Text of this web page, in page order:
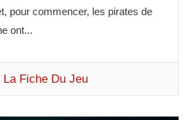
pour commencer, les pirates de
ont...
La Fiche Du Jeu